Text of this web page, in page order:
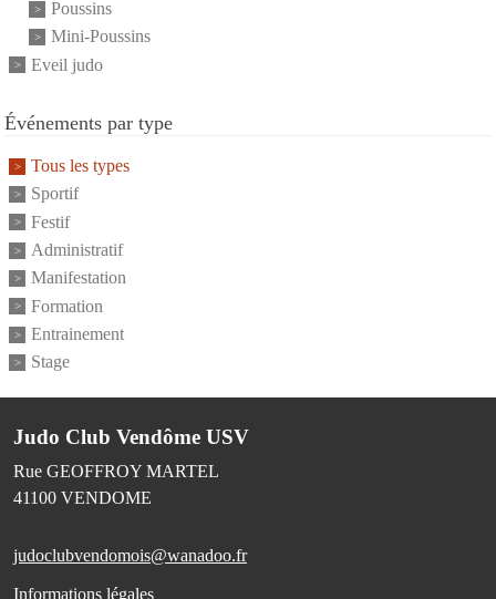
Poussins
Mini-Poussins
Eveil judo
Événements par type
Tous les types
Sportif
Festif
Administratif
Manifestation
Formation
Entrainement
Stage
Judo Club Vendôme USV
Rue GEOFFROY MARTEL
41100 VENDOME
judoclubvendomois@wanadoo.fr
Informations légales